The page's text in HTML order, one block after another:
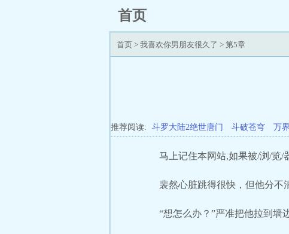
首页
首页 > 我喜欢你男朋友很久了 > 第5章
推荐阅读: 斗罗大陆2绝世唐门 斗破苍穹 万
马上记住本网站,如果被/浏/览/
裴然心脏跳得很快，但他分不
“想怎么办？”严准把他拉到墙